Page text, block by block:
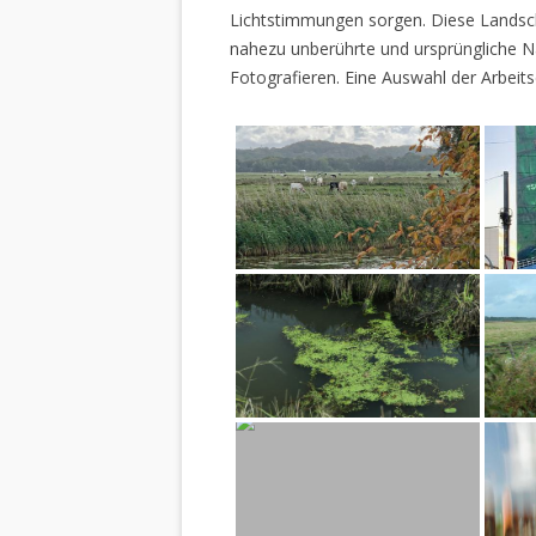
Lichtstimmungen sorgen. Diese
nahezu unberührte und ursprüngliche
Fotografieren. Eine Auswahl der